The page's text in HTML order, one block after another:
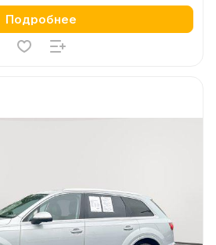
Подробнее